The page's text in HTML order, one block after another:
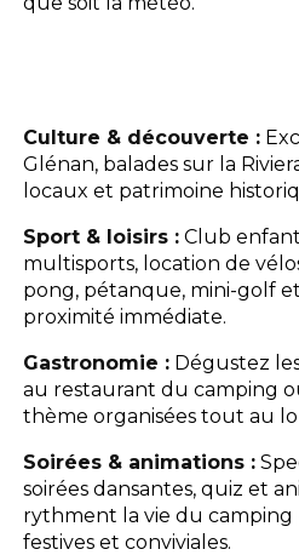
Culture & découverte :
Glénan, balades sur la
locaux et patrimoine
Sport & loisirs : Club
multisports, location de
pong, pétanque, mini-golf
proximité immédiate.
Gastronomie : Dégustez
au restaurant du camping
thème organisées tout au
Soirées & animations :
soirées dansantes, quiz et
rythment la vie du camping
festives et conviviales.